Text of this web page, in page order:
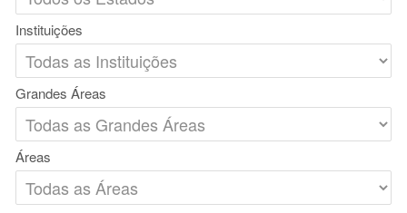
Instituições
Grandes Áreas
Áreas